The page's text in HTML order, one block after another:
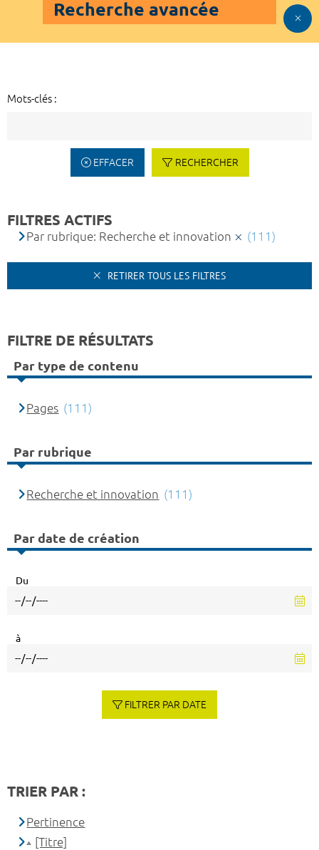
Recherche avancée
Mots-clés :
EFFACER RECHERCHER
FILTRES ACTIFS
Par rubrique: Recherche et innovation (111)
RETIRER TOUS LES FILTRES
FILTRE DE RÉSULTATS
Par type de contenu
Pages (111)
Par rubrique
Recherche et innovation (111)
Par date de création
Du
à
FILTRER PAR DATE
TRIER PAR :
Pertinence
[Titre]